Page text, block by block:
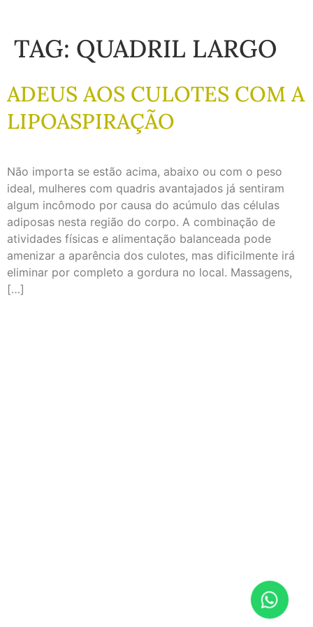
TAG: QUADRIL LARGO
ADEUS AOS CULOTES COM A
LIPOASPIRAÇÃO
Não importa se estão acima, abaixo ou com o peso
ideal, mulheres com quadris avantajados já sentiram
algum incômodo por causa do acúmulo das células
adiposas nesta região do corpo. A combinação de
atividades físicas e alimentação balanceada pode
amenizar a aparência dos culotes, mas dificilmente irá
eliminar por completo a gordura no local. Massagens,
[…]